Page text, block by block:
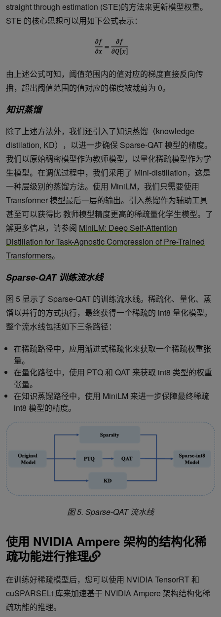
straight through estimation (STE)的方法来更新模型权重。
STE 的核心思想可以用如下公式表示：
由上述公式可知，阈值范围内的值对应的梯度直接反向传
播，超出阈值范围的值对应的梯度被裁剪为 0。
知识蒸馏
除了上述方法外，我们还引入了知识蒸馏（knowledge
distilation, KD），以进一步确保 Sparse-QAT 模型的精度。
我们以原始稠密模型作为教师模型，以量化稀疏模型作为学
生模型。在调优过程中，我们采用了 Mini-distillation，这是
一种层级别的蒸馏方法。使用 MiniLM，我们只需要使用
Transformer 模型最后一层的输出。引入蒸馏作为辅助工具
甚至可以获得比 教师模型精度更高的稀疏量化学生模型。了
解更多信息，请参阅 MiniLM: Deep Self-Attention
Distillation for Task-Agnostic Compression of Pre-Trained
Transformers。
Sparse-QAT 训练流水线
图 5 显示了 Sparse-QAT 的训练流水线。稀疏化、量化、蒸
馏以并行的方式执行，最终获得一个稀疏的 int8 量化模型。
整个流水线包括如下三条路径：
在稀疏路径中，应用渐进式稀疏化来获取一个稀疏权重张
量。
在量化路径中，使用 PTQ 和 QAT 来获取 int8 类型的权重
张量。
在知识蒸馏路径中，使用 MiniLM 来进一步保障最终稀疏
int8 模型的精度。
图 5. Sparse-QAT 流水线
使用 NVIDIA Ampere 架构的结构化稀
疏功能进行推理
在训练好稀疏模型后，您可以使用 NVIDIA TensorRT 和
cuSPARSELt 库来加速基于 NVIDIA Ampere 架构结构化稀
疏功能的推理。